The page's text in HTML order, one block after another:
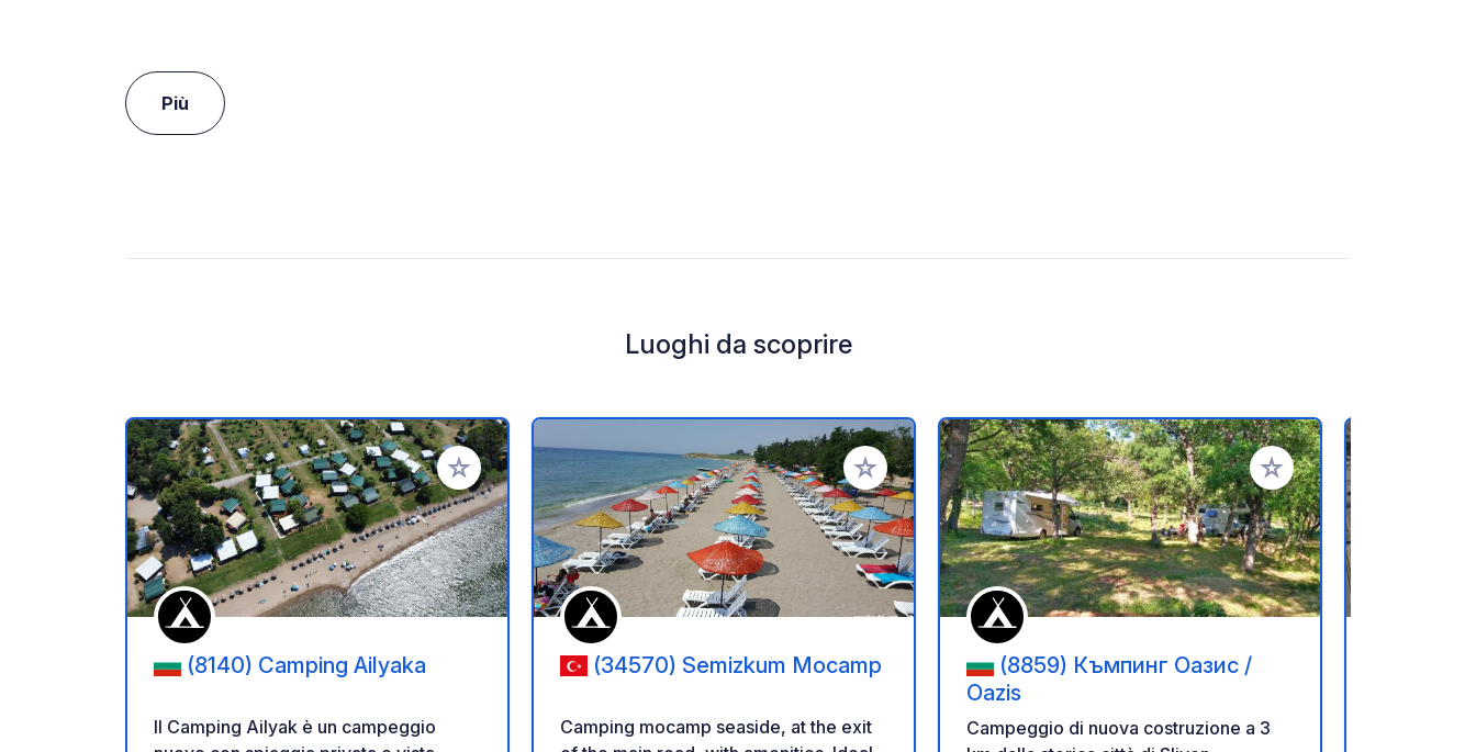
Più
Luoghi da scoprire
Aggiungi ai tuoi preferiti
(8140) Camping Ailyaka
Il Camping Ailyak è un campeggio
Aggiungi ai tuoi preferiti
(34570) Semizkum Mocamp
Camping mocamp seaside, at the exit
Aggiungi ai tuoi preferiti
(8859) Къмпинг Оазис /
Oazis
Campeggio di nuova costruzione a 3